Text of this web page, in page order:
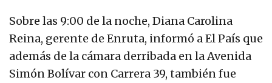
Sobre las 9:00 de la noche, Diana Carolina
Reina, gerente de Enruta, informó a El País que
además de la cámara derribada en la Avenida
Simón Bolívar con Carrera 39, también fue